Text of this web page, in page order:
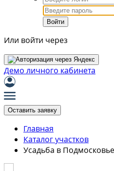
Войти
Или войти через
Демо личного кабинета
Оставить заявку
Главная
Каталог участков
Усадьба в